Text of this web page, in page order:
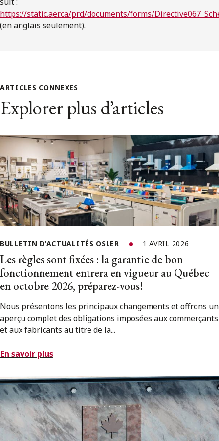
https://static.aer.ca/prd/documents/forms/
(en anglais seulement).
ARTICLES CONNEXES
Explorer plus d’articles
BULLETIN D’ACTUALITÉS OSLER 1 AVRIL 2026
Les règles sont fixées : la garantie de bon
fonctionnement entrera en vigueur au Québec
en octobre 2026, préparez-vous!
Nous présentons les principaux changements et offrons un
aperçu complet des obligations imposées aux commerçants
et aux fabricants au titre de la...
En savoir plus